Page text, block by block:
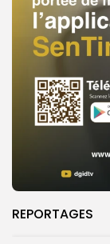
REPORTAGES